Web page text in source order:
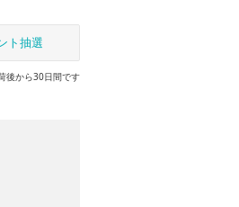
ト抽選
後から30日間です